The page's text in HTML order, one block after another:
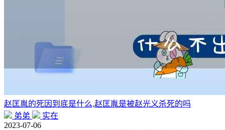
赵匡胤的死因到底是什么,赵匡胤是被赵光义杀死的吗
弟弟
实在
2023-07-06